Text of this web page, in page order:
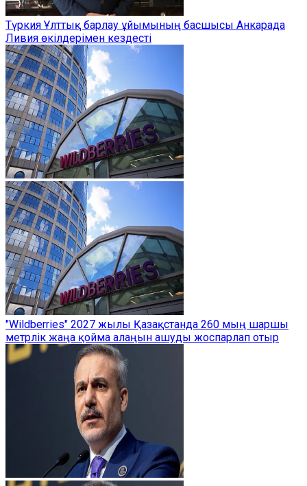
Түркия Ұлттық барлау ұйымының басшысы Анкарада
Ливия өкілдерімен кездесті
"Wildberries" 2027 жылы Қазақстанда 260 мың шаршы
метрлік жаңа қойма алаңын ашуды жоспарлап отыр